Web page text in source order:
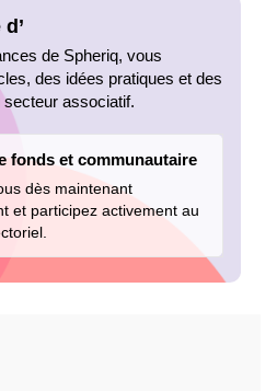
de Spheriq, vous
des idées pratiques et des
associatif.
fonds et communautaire
dès maintenant
et participez activement au